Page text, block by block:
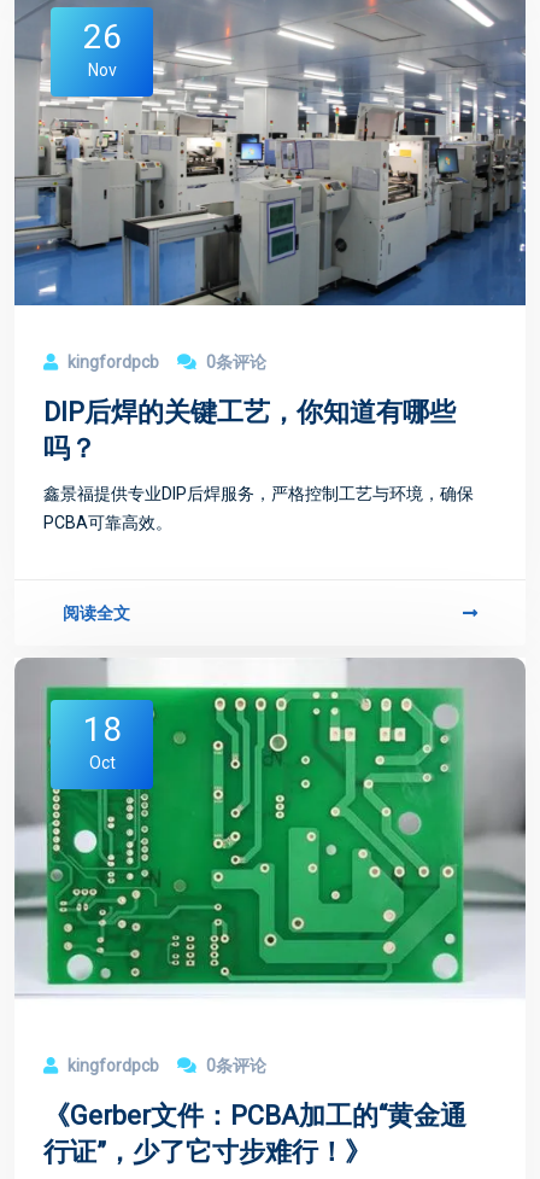
26
Nov
kingfordpcb 0条评论
DIP后焊的关键工艺，你知道有哪些
吗？
鑫景福提供专业DIP后焊服务，严格控制工艺与环境，确保
PCBA可靠高效。
阅读全文
18
Oct
kingfordpcb 0条评论
《Gerber文件：PCBA加工的“黄金通
行证”，少了它寸步难行！》